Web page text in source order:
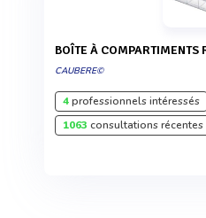
BOÎTE À
CAUBERE©
4professionnels intéressés
1063 consultations récentes